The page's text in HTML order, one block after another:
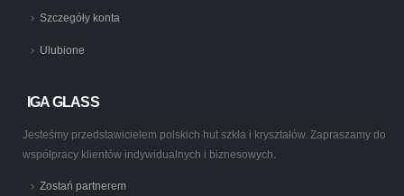
Szczegóły konta
Ulubione
IGA GLASS
Jesteśmy przedstawicielem polskich hut szkła i kryształów. Zapraszamy do
współpracy klientów indywidualnych i biznesowych.
Zostań partnerem